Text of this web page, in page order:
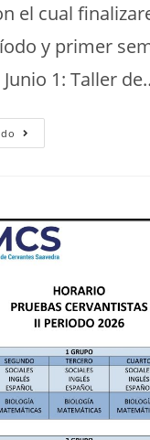
el cual
y primer
1: Taller